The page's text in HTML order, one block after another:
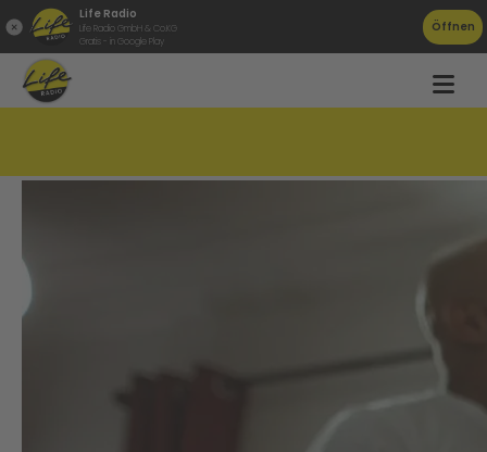
Life Radio
Life Radio GmbH & Co.KG
Gratis - in Google Play
Öffnen